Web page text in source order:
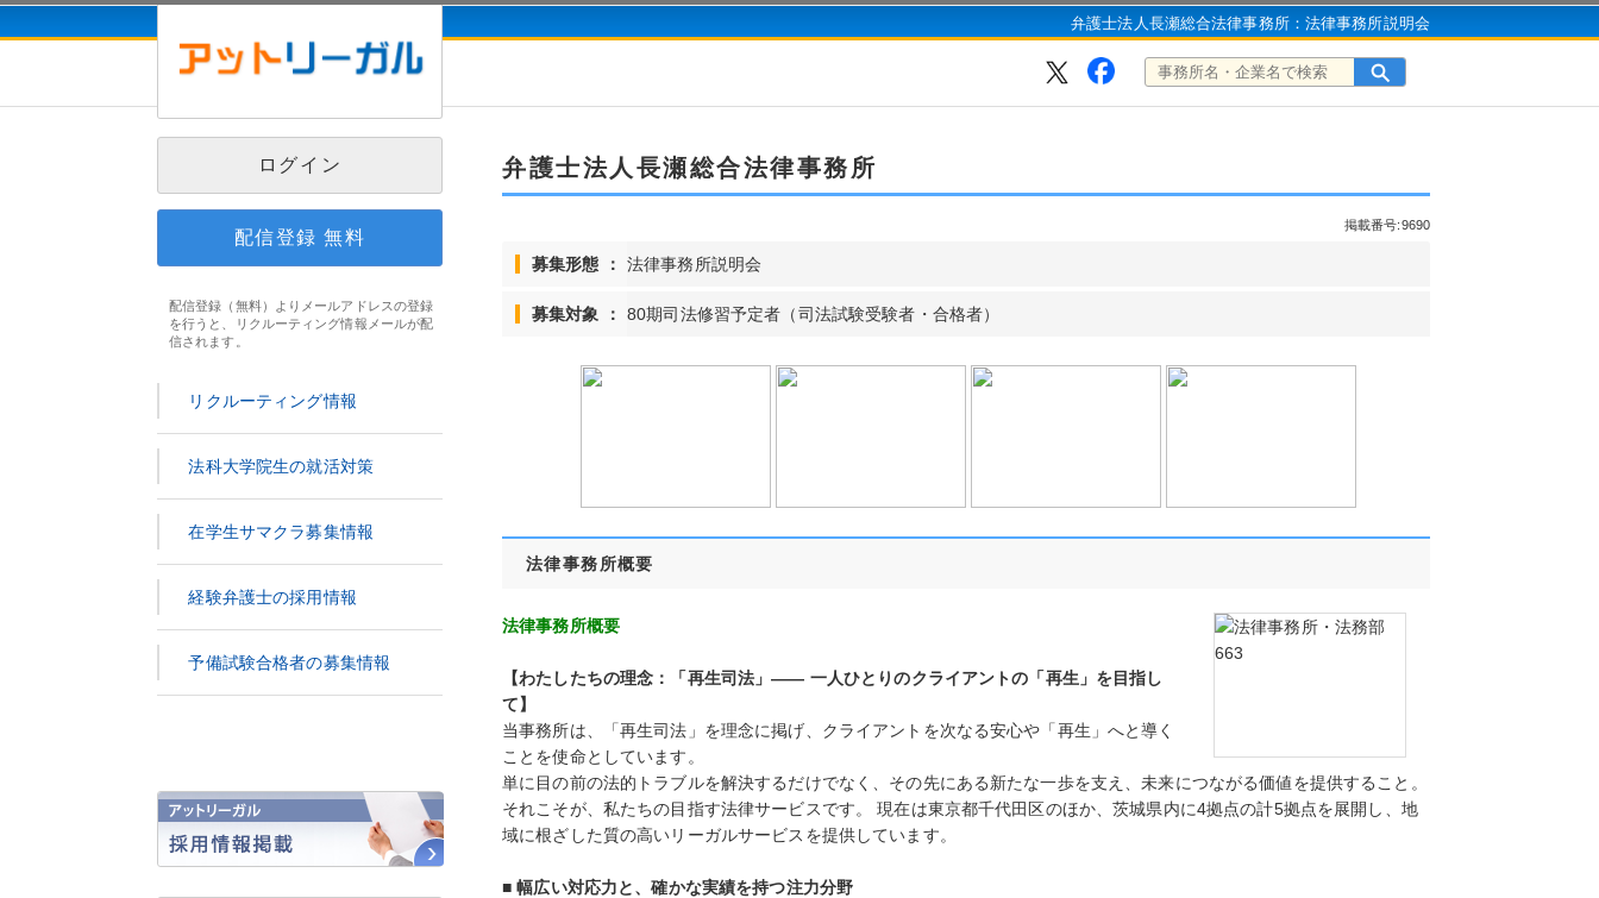
弁護士法人長瀬総合法律事務所：法律事務所説明会
弁護士法人長瀬総合法律事務所
掲載番号:9690
募集形態 ： 法律事務所説明会
募集対象 ： 80期司法修習予定者（司法試験受験者・合格者）
法律事務所概要
法律事務所概要
【わたしたちの理念：「再生司法」―― 一人ひとりのクライアントの「再生」を目指し
て】
当事務所は、「再生司法」を理念に掲げ、クライアントを次なる安心や「再生」へと導く
ことを使命としています。
単に目の前の法的トラブルを解決するだけでなく、その先にある新たな一歩を支え、未来につながる価値を提供すること。
それこそが、私たちの目指す法律サービスです。 現在は東京都千代田区のほか、茨城県内に4拠点の計5拠点を展開し、地
域に根ざした質の高いリーガルサービスを提供しています。
■ 幅広い対応力と、確かな実績を持つ注力分野
ログイン
配信登録 無料
配信登録（無料）よりメールアドレスの登録
を行うと、リクルーティング情報メールが配
信されます。
リクルーティング情報
法科大学院生の就活対策
在学生サマクラ募集情報
経験弁護士の採用情報
予備試験合格者の募集情報